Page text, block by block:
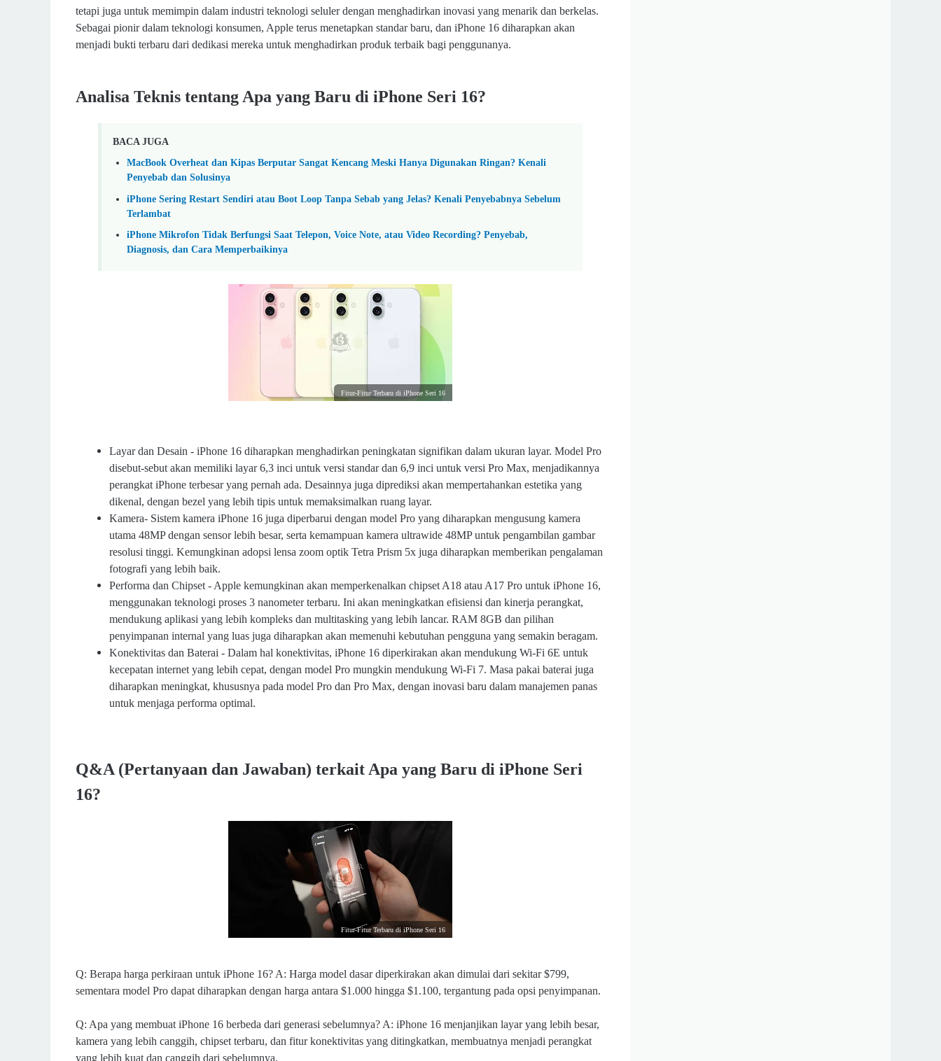
tetapi juga untuk memimpin dalam industri teknologi seluler dengan menghadirkan inovasi yang menarik dan berkelas.
Sebagai pionir dalam teknologi konsumen, Apple terus menetapkan standar baru, dan iPhone 16 diharapkan akan
menjadi bukti terbaru dari dedikasi mereka untuk menghadirkan produk terbaik bagi penggunanya.
Analisa Teknis tentang Apa yang Baru di iPhone Seri 16?
BACA JUGA
MacBook Overheat dan Kipas Berputar Sangat Kencang Meski Hanya Digunakan Ringan? Kenali
Penyebab dan Solusinya
iPhone Sering Restart Sendiri atau Boot Loop Tanpa Sebab yang Jelas? Kenali Penyebabnya Sebelum
Terlambat
iPhone Mikrofon Tidak Berfungsi Saat Telepon, Voice Note, atau Video Recording? Penyebab,
Diagnosis, dan Cara Memperbaikinya
Fitur-Fitur Terbaru di iPhone Seri 16
Layar dan Desain - iPhone 16 diharapkan menghadirkan peningkatan signifikan dalam ukuran layar. Model Pro
disebut-sebut akan memiliki layar 6,3 inci untuk versi standar dan 6,9 inci untuk versi Pro Max, menjadikannya
perangkat iPhone terbesar yang pernah ada. Desainnya juga diprediksi akan mempertahankan estetika yang
dikenal, dengan bezel yang lebih tipis untuk memaksimalkan ruang layar.
Kamera- Sistem kamera iPhone 16 juga diperbarui dengan model Pro yang diharapkan mengusung kamera
utama 48MP dengan sensor lebih besar, serta kemampuan kamera ultrawide 48MP untuk pengambilan gambar
resolusi tinggi. Kemungkinan adopsi lensa zoom optik Tetra Prism 5x juga diharapkan memberikan pengalaman
fotografi yang lebih baik.
Performa dan Chipset - Apple kemungkinan akan memperkenalkan chipset A18 atau A17 Pro untuk iPhone 16,
menggunakan teknologi proses 3 nanometer terbaru. Ini akan meningkatkan efisiensi dan kinerja perangkat,
mendukung aplikasi yang lebih kompleks dan multitasking yang lebih lancar. RAM 8GB dan pilihan
penyimpanan internal yang luas juga diharapkan akan memenuhi kebutuhan pengguna yang semakin beragam.
Konektivitas dan Baterai - Dalam hal konektivitas, iPhone 16 diperkirakan akan mendukung Wi-Fi 6E untuk
kecepatan internet yang lebih cepat, dengan model Pro mungkin mendukung Wi-Fi 7. Masa pakai baterai juga
diharapkan meningkat, khususnya pada model Pro dan Pro Max, dengan inovasi baru dalam manajemen panas
untuk menjaga performa optimal.
Q&A (Pertanyaan dan Jawaban) terkait Apa yang Baru di iPhone Seri
16?
Fitur-Fitur Terbaru di iPhone Seri 16
Q: Berapa harga perkiraan untuk iPhone 16? A: Harga model dasar diperkirakan akan dimulai dari sekitar $799,
sementara model Pro dapat diharapkan dengan harga antara $1.000 hingga $1.100, tergantung pada opsi penyimpanan.
Q: Apa yang membuat iPhone 16 berbeda dari generasi sebelumnya? A: iPhone 16 menjanjikan layar yang lebih besar,
kamera yang lebih canggih, chipset terbaru, dan fitur konektivitas yang ditingkatkan, membuatnya menjadi perangkat
yang lebih kuat dan canggih dari sebelumnya.